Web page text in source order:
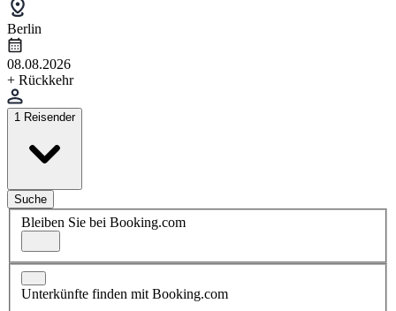
Berlin
08.08.2026
+ Rückkehr
1 Reisender
Suche
Bleiben Sie bei Booking.com
Unterkünfte finden mit Booking.com